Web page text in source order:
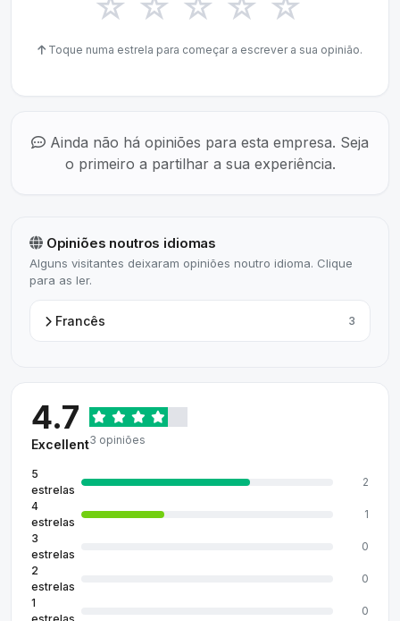
Toque numa estrela para começar a escrever a sua opinião.
Ainda não há opiniões para esta empresa. Seja
o primeiro a partilhar a sua experiência.
Opiniões noutros idiomas
Alguns visitantes deixaram opiniões noutro idioma. Clique
para as ler.
Francês 3
4.7
Excellent3 opiniões
5
estrelas
2
4
estrelas
1
3
estrelas
0
2
estrelas
0
1
0